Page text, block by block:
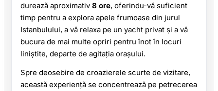
durează aproximativ 8 ore, oferindu-vă suficient
timp pentru a explora apele frumoase din jurul
Istanbulului, a vă relaxa pe un yacht privat și a vă
bucura de mai multe opriri pentru înot în locuri
liniștite, departe de agitația orașului.
Spre deosebire de croazierele scurte de vizitare,
această experiență se concentrează pe petrecerea